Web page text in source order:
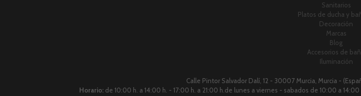
Sanitarios
Platos de ducha y
Decoración
Marcas
Blog
Accesorios de
Iluminación
Calle Pintor Salvador Dalí, 12 - 30007 Murcia, Murcia -
Horario: de 10:00 h. a 14:00 h. - 17:00 h. a 21:00 h.de lunes a viernes - sabados de 10:00 a 14:00 |